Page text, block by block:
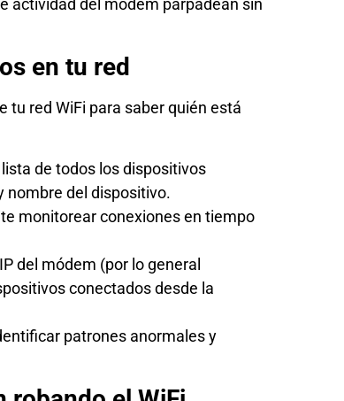
actividad del módem parpadean sin
en tu red
tu red WiFi para saber quién está
de todos los dispositivos
nombre del dispositivo.
monitorear conexiones en tiempo
del módem (por lo general
conectados desde la
patrones anormales y